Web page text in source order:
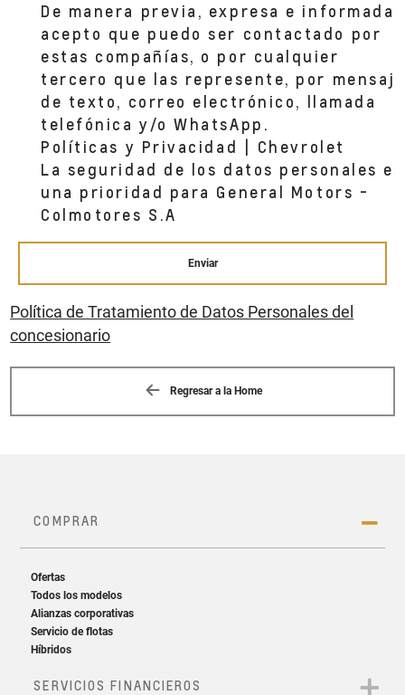
De manera previa, expresa e informada,
acepto que puedo ser contactado por
estas compañías, o por cualquier
tercero que las represente, por
de texto, correo electrónico, llamada
telefónica y/o WhatsApp.
Políticas y Privacidad | Chevrolet
La seguridad de los datos personales es
una prioridad para General Motors -
Colmotores S.A
Enviar
Política de Tratamiento de Datos Personales del
concesionario
Regresar a la Home